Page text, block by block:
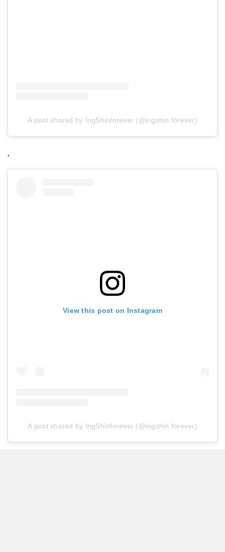
A post shared by IngShinforever (@ingshin.forever)
,
View this post on Instagram
A post shared by IngShinforever (@ingshin.forever)